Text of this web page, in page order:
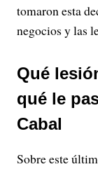
tomaron esta
negocios y las
Qué
qué le
Cabal
Sobre este